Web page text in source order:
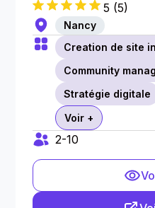
5 (5)
Nancy
Creation de site
Community
Stratégie digitale
Voir +
2-10